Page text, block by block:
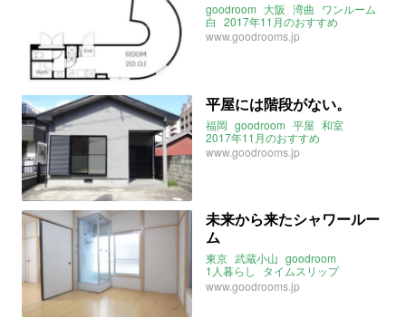
goodroom 大阪 湾曲 ワンルーム
白 2017年11月のおすすめ
www.goodrooms.jp
平屋には階段がない。
福岡 goodroom 平屋 和室
2017年11月のおすすめ
www.goodrooms.jp
未来から来たシャワールー
ム
東京 武蔵小山 goodroom
1人暮らし
タイムスリップ
2017年11月のおすすめ
www.goodrooms.jp